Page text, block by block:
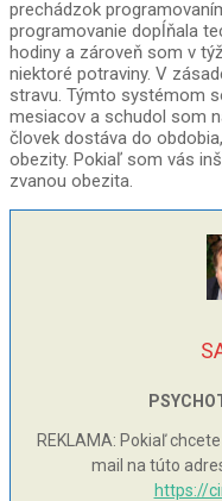
prechádzok
programovanie dopĺňala
hodiny a zároveň som v
niektoré potraviny. V
stravu. Týmto systémom
mesiacov a schudol som
človek dostáva do
obezity. Pokiaľ som vás
zvanou obezita.
REKLAMA: Pokiaľ
mail na túto
https://